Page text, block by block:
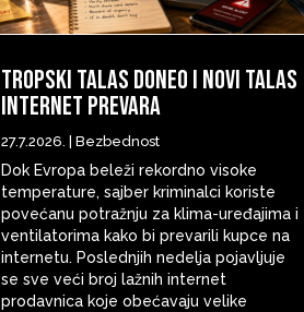
Tropski talas doneo i novi talas
internet prevara
27.7.2026. Bezbednost
Dok Evropa beleži rekordno visoke
temperature, sajber kriminalci koriste
povećanu potražnju za klima-uređajima i
ventilatorima kako bi prevarili kupce na
internetu. Poslednjih nedelja pojavljuje
se sve veći broj lažnih internet
prodavnica koje obećavaju velike